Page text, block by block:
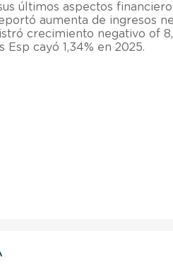
últimos aspectos
aumenta de ingresos
crecimiento negativo of
cayó 1,34% en 2025.